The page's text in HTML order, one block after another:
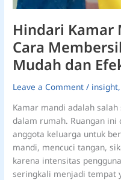
Hindari Kamar
Cara
Mudah dan
Leave a Comment / insight
Kamar mandi adalah
dalam rumah. Ruangan
anggota keluarga untuk
mandi, mencuci tangan,
karena intensitas
seringkali menjadi tempat